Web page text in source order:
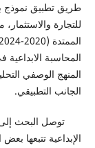
للتجارة
المحاسبة
المنهج الوصفي
الجانب التطبيقي.
توصل البحث إلى
الإبداعية تتبعها